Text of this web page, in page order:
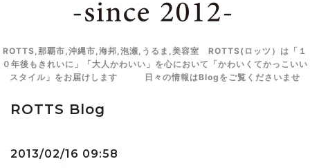
ROTTS,那覇市,沖縄市,海邦,泡瀬,うるま,美容室 ROTTS(ロッツ）は「１
０年後もきれいに」「大人かわいい」を心において「かわいくてかっこいい
スタイル」をお届けします 日々の情報はBlogをご覧くださいませ
ROTTS Blog
2013/02/16 09:58